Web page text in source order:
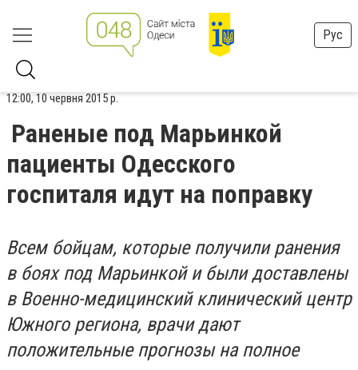
Рус
12:00, 10 червня 2015 р.
Раненые под Марьинкой
пациенты Одесского
госпиталя идут на поправку
Всем бойцам, которые получили ранения
в боях под Марьинкой и были доставлены
в Военно-медицинский клинический центр
Южного региона, врачи дают
положительные прогнозы на полное